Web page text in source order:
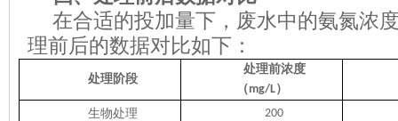
在合适的投加量下，废水中的氨氮浓
理前后的数据对比如下 ：
处理阶段
处理前浓度
（mg/L）
生物处理
200